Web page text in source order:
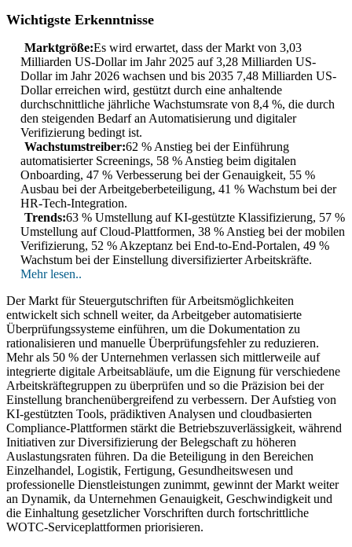
Wichtigste Erkenntnisse
Marktgröße:Es wird erwartet, dass der Markt von 3,03
Milliarden US-Dollar im Jahr 2025 auf 3,28 Milliarden US-
Dollar im Jahr 2026 wachsen und bis 2035 7,48 Milliarden US-
Dollar erreichen wird, gestützt durch eine anhaltende
durchschnittliche jährliche Wachstumsrate von 8,4 %, die durch
den steigenden Bedarf an Automatisierung und digitaler
Verifizierung bedingt ist.
Wachstumstreiber:62 % Anstieg bei der Einführung
automatisierter Screenings, 58 % Anstieg beim digitalen
Onboarding, 47 % Verbesserung bei der Genauigkeit, 55 %
Ausbau bei der Arbeitgeberbeteiligung, 41 % Wachstum bei der
HR-Tech-Integration.
Trends:63 % Umstellung auf KI-gestützte Klassifizierung, 57 %
Umstellung auf Cloud-Plattformen, 38 % Anstieg bei der mobilen
Verifizierung, 52 % Akzeptanz bei End-to-End-Portalen, 49 %
Wachstum bei der Einstellung diversifizierter Arbeitskräfte.
Mehr lesen..
Der Markt für Steuergutschriften für Arbeitsmöglichkeiten
entwickelt sich schnell weiter, da Arbeitgeber automatisierte
Überprüfungssysteme einführen, um die Dokumentation zu
rationalisieren und manuelle Überprüfungsfehler zu reduzieren.
Mehr als 50 % der Unternehmen verlassen sich mittlerweile auf
integrierte digitale Arbeitsabläufe, um die Eignung für verschiedene
Arbeitskräftegruppen zu überprüfen und so die Präzision bei der
Einstellung branchenübergreifend zu verbessern. Der Aufstieg von
KI-gestützten Tools, prädiktiven Analysen und cloudbasierten
Compliance-Plattformen stärkt die Betriebszuverlässigkeit, während
Initiativen zur Diversifizierung der Belegschaft zu höheren
Auslastungsraten führen. Da die Beteiligung in den Bereichen
Einzelhandel, Logistik, Fertigung, Gesundheitswesen und
professionelle Dienstleistungen zunimmt, gewinnt der Markt weiter
an Dynamik, da Unternehmen Genauigkeit, Geschwindigkeit und
die Einhaltung gesetzlicher Vorschriften durch fortschrittliche
WOTC-Serviceplattformen priorisieren.